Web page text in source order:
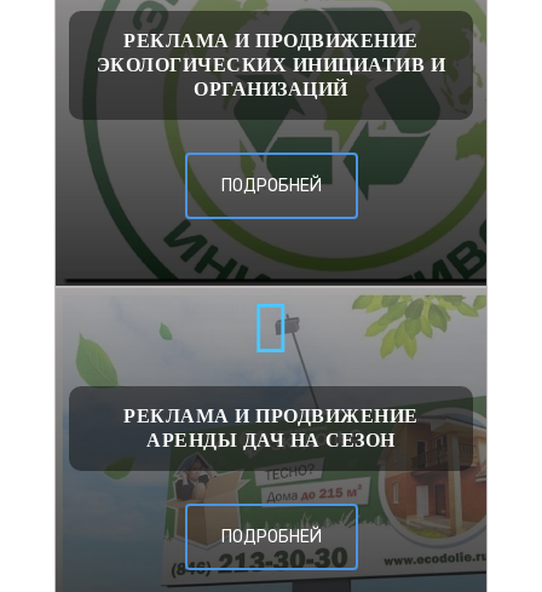
РЕКЛАМА И ПРОДВИЖЕНИЕ
ЭКОЛОГИЧЕСКИХ ИНИЦИАТИВ И
ОРГАНИЗАЦИЙ
ПОДРОБНЕЙ
РЕКЛАМА И ПРОДВИЖЕНИЕ
АРЕНДЫ ДАЧ НА СЕЗОН
ПОДРОБНЕЙ